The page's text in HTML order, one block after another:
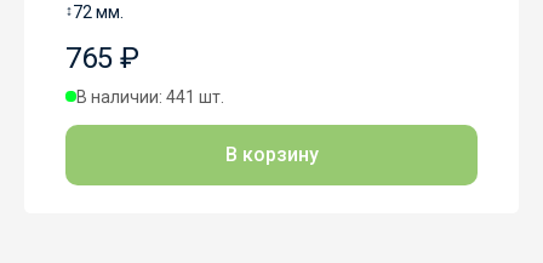
↕72 мм.
765 ₽
В наличии: 441 шт.
В корзину